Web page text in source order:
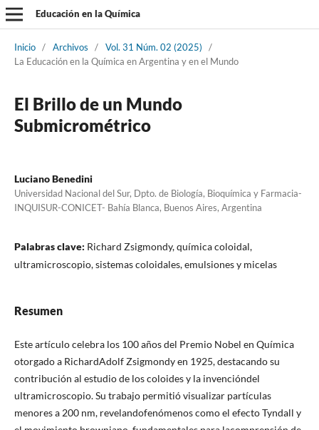
Educación en la Química
Inicio / Archivos / Vol. 31 Núm. 02 (2025)
/
La Educación en la Química en Argentina y en el Mundo
El Brillo de un Mundo
Submicrométrico
Luciano Benedini
Universidad Nacional del Sur, Dpto. de Biología, Bioquímica y Farmacia-
INQUISUR-CONICET- Bahía Blanca, Buenos Aires, Argentina
Palabras clave: Richard Zsigmondy, química coloidal,
ultramicroscopio, sistemas coloidales, emulsiones y micelas
Resumen
Este artículo celebra los 100 años del Premio Nobel en Química
otorgado a RichardAdolf Zsigmondy en 1925, destacando su
contribución al estudio de los coloides y la invencióndel
ultramicroscopio. Su trabajo permitió visualizar partículas
menores a 200 nm, revelandofenómenos como el efecto Tyndall y